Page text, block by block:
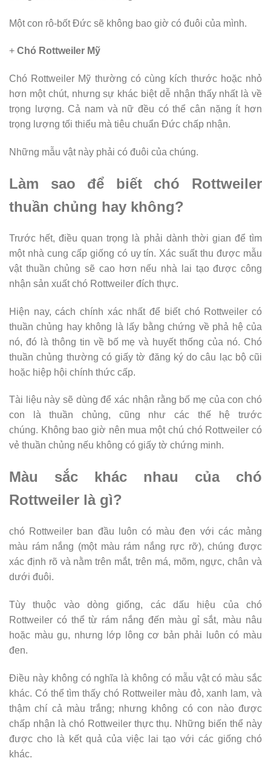
Một con rô-bốt Đức sẽ không bao giờ có đuôi của mình.
+ Chó Rottweiler Mỹ
Chó Rottweiler Mỹ thường có cùng kích thước hoặc nhỏ
hơn một chút, nhưng sự khác biệt dễ nhận thấy nhất là về
trọng lượng. Cả nam và nữ đều có thể cân nặng ít hơn
trọng lượng tối thiểu mà tiêu chuẩn Đức chấp nhận.
Những mẫu vật này phải có đuôi của chúng.
Làm sao để biết chó Rottweiler
thuần chủng hay không?
Trước hết, điều quan trọng là phải dành thời gian để tìm
một nhà cung cấp giống có uy tín. Xác suất thu được mẫu
vật thuần chủng sẽ cao hơn nếu nhà lai tạo được công
nhận sản xuất chó Rottweiler đích thực.
Hiện nay, cách chính xác nhất để biết chó Rottweiler có
thuần chủng hay không là lấy bằng chứng về phả hệ của
nó, đó là thông tin về bố mẹ và huyết thống của nó. Chó
thuần chủng thường có giấy tờ đăng ký do câu lạc bộ cũi
hoặc hiệp hội chính thức cấp.
Tài liệu này sẽ dùng để xác nhận rằng bố mẹ của con chó
con là thuần chủng, cũng như các thế hệ trước
chúng. Không bao giờ nên mua một chú chó Rottweiler có
vẻ thuần chủng nếu không có giấy tờ chứng minh.
Màu sắc khác nhau của chó
Rottweiler là gì?
chó Rottweiler ban đầu luôn có màu đen với các mảng
màu rám nắng (một màu rám nắng rực rỡ), chúng được
xác định rõ và nằm trên mắt, trên má, mõm, ngực, chân và
dưới đuôi.
Tùy thuộc vào dòng giống, các dấu hiệu của chó
Rottweiler có thể từ rám nắng đến màu gỉ sắt, màu nâu
hoặc màu gụ, nhưng lớp lông cơ bản phải luôn có màu
đen.
Điều này không có nghĩa là không có mẫu vật có màu sắc
khác. Có thể tìm thấy chó Rottweiler màu đỏ, xanh lam, và
thậm chí cả màu trắng; nhưng không có con nào được
chấp nhận là chó Rottweiler thực thụ. Những biến thể này
được cho là kết quả của việc lai tạo với các giống chó
khác.